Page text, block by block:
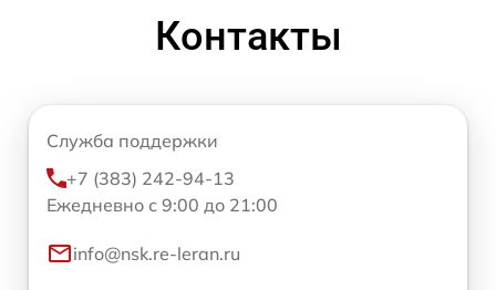
Контакты
Служба поддержки
+7 (383) 242-94-13
Ежедневно с 9:00 до 21:00
info@nsk.re-leran.ru